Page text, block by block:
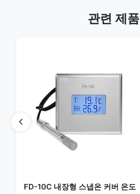
관련 제품
FD-10C 내장형 스냅온 커버 온도